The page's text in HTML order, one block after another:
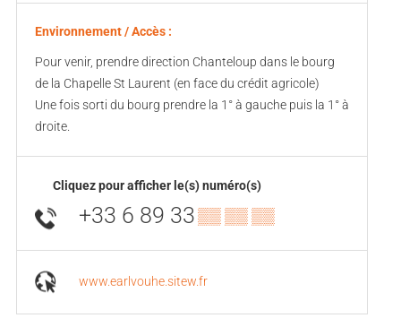
Environnement / Accès :
Pour venir, prendre direction Chanteloup dans le bourg
de la Chapelle St Laurent (en face du crédit agricole)
Une fois sorti du bourg prendre la 1° à gauche puis la 1° à
droite.
Cliquez pour afficher le(s) numéro(s)
+33 6 89 33▒▒ ▒▒ ▒▒
www.earlvouhe.sitew.fr